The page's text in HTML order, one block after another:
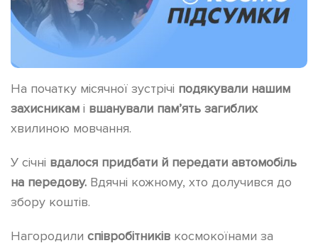
На початку місячної зустрічі подякували нашим
захисникам і вшанували пам’ять загиблих
хвилиною мовчання.
У січні вдалося придбати й передати автомобіль
на передову. Вдячні кожному, хто долучився до
збору коштів.
Нагородили співробітників космокоїнами за